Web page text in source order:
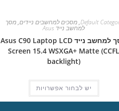
Default
,מסכים למחשבים ניידים,מסך
למחשב נייד Asus
מסך למחשב נייד Asus C90 Laptop LCD
Screen 15.4 WSXGA+ Matte (CCFL
backlight)
יש לבחור אפשרויות